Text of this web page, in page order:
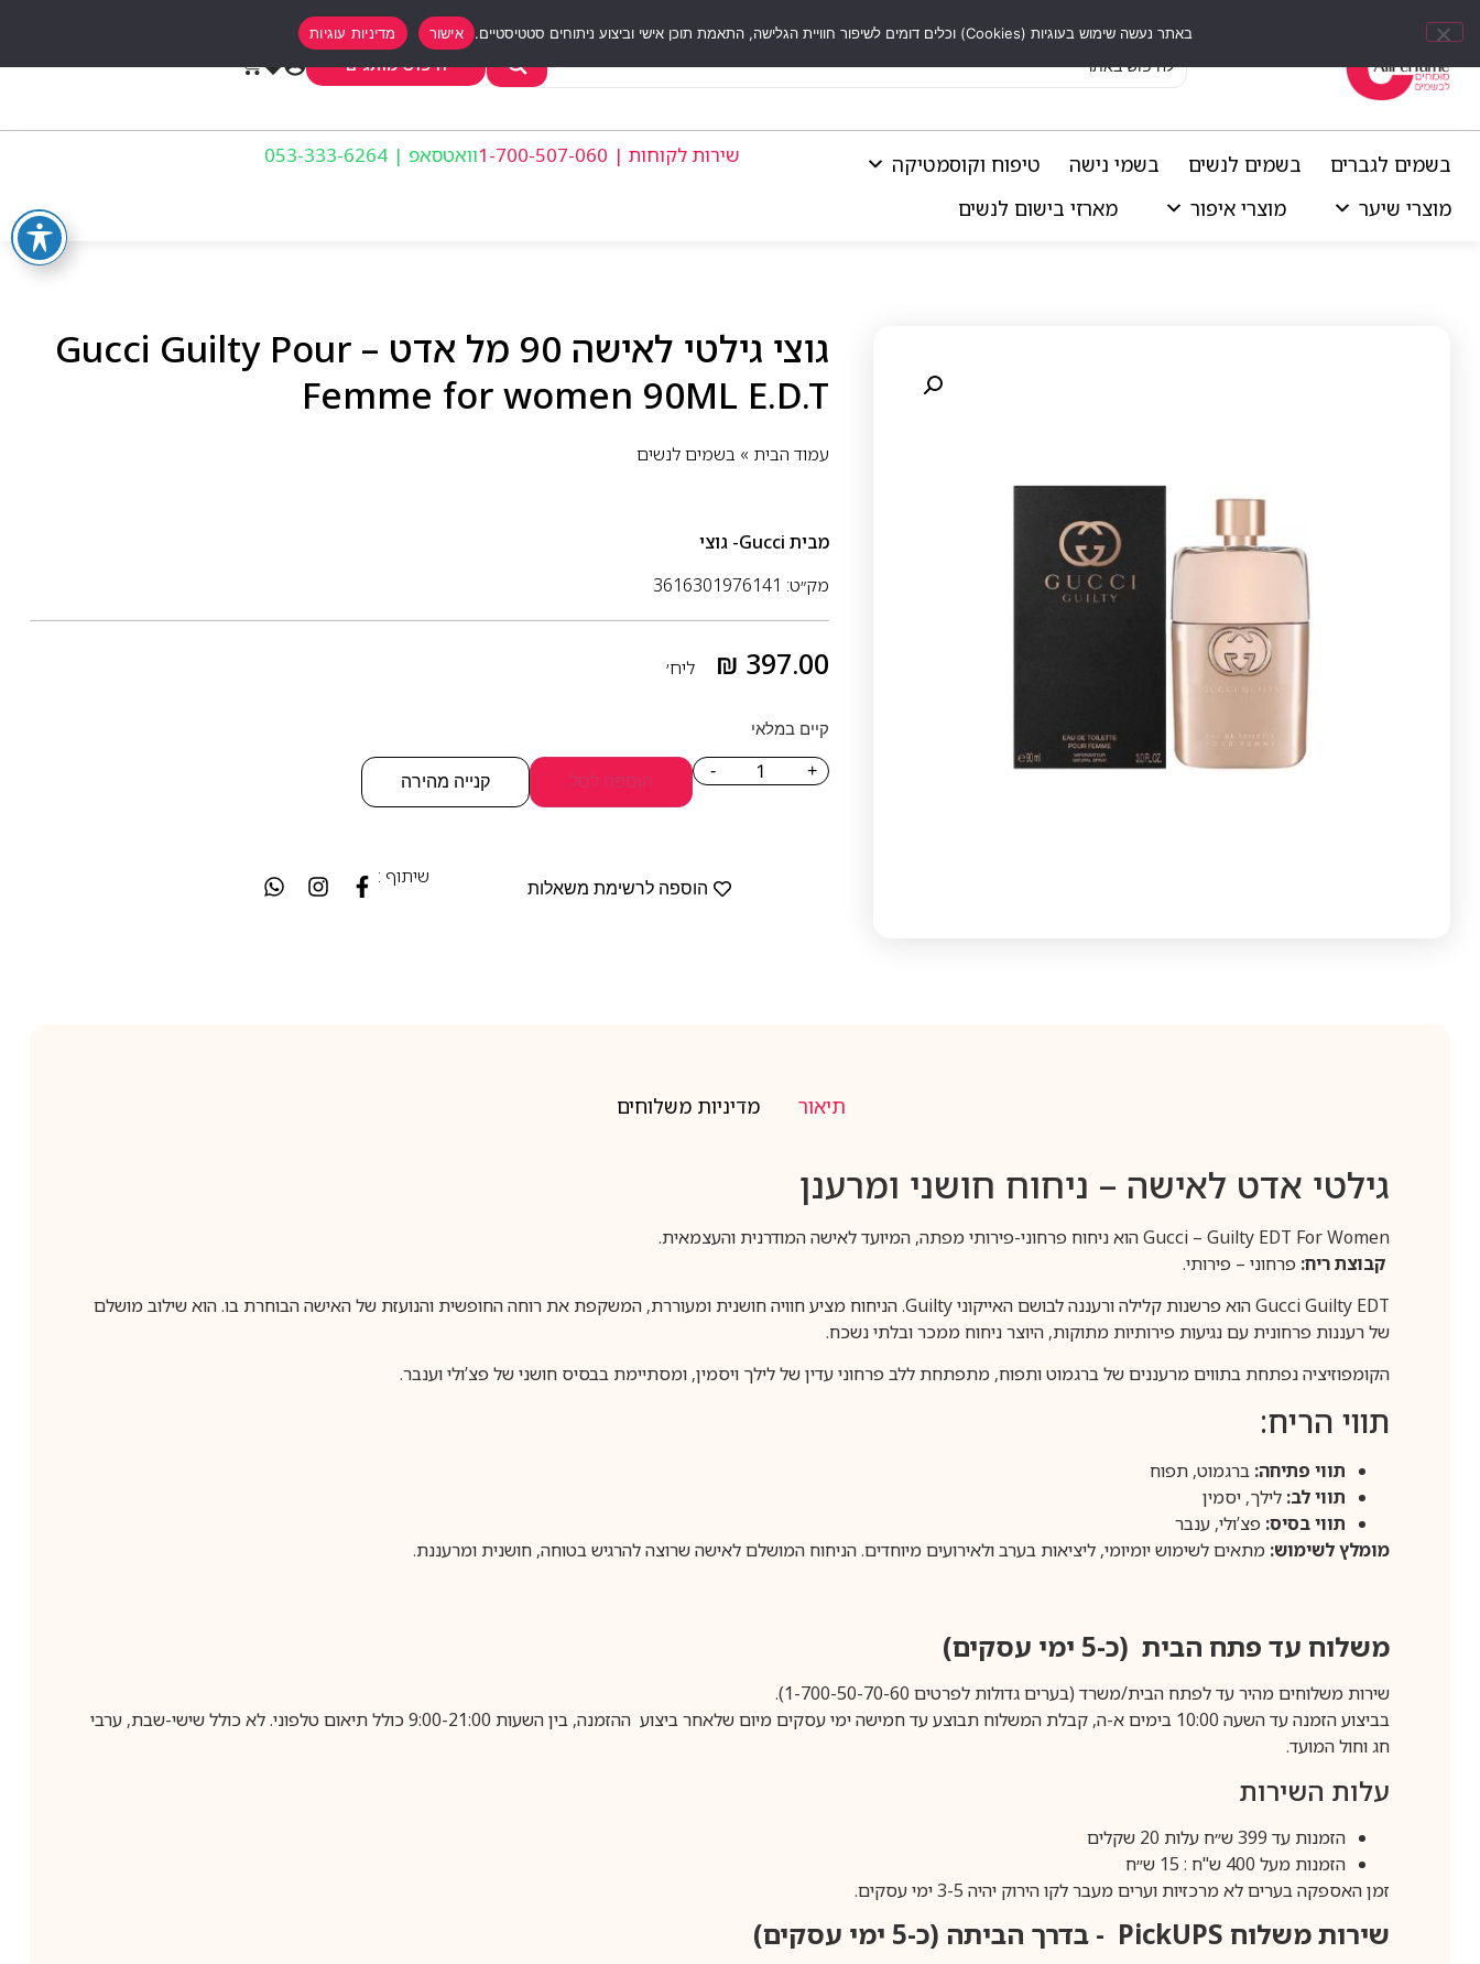
חיפוש מותגים
בשמים לגברים בשמים לנשים בשמי נישה
טיפוח וקוסמטיקה
מוצרי שיער
מוצרי איפור מארזי בישום לנשים
שירות לקוחות | 1-700-507-060 וואטסאפ | 053-333-6264
גוצי גילטי לאישה 90 מל אדט – Gucci Guilty Pour
Femme for women 90ML E.D.T
עמוד הבית » בשמים לנשים
מבית Gucci- גוצי
מק״ט: 3616301976141
₪ 397.00 ליח׳
קיים במלאי
- +
הוספה לסל קנייה מהירה
הוספה לרשימת משאלות
שיתוף :
תיאור מדיניות משלוחים
גילטי אדט לאישה – ניחוח חושני ומרענן
Gucci – Guilty EDT For Women הוא ניחוח פרחוני-פירותי מפתה, המיועד לאישה המודרנית והעצמאית.
קבוצת ריח: פרחוני – פירותי.
Gucci Guilty EDT הוא פרשנות קלילה ורעננה לבושם האייקוני Guilty. הניחוח מציע חוויה חושנית ומעוררת, המשקפת את רוחה החופשית והנועזת של האישה הבוחרת בו. הוא שילוב מושלם
של רעננות פרחונית עם נגיעות פירותיות מתוקות, היוצר ניחוח ממכר ובלתי נשכח.
הקומפוזיציה נפתחת בתווים מרעננים של ברגמוט ותפוח, מתפתחת ללב פרחוני עדין של לילך ויסמין, ומסתיימת בבסיס חושני של פצ’ולי וענבר.
תווי הריח:
תווי פתיחה: ברגמוט, תפוח
תווי לב: לילך, יסמין
תווי בסיס: פצ’ולי, ענבר
מומלץ לשימוש: מתאים לשימוש יומיומי, ליציאות בערב ולאירועים מיוחדים. הניחוח המושלם לאישה שרוצה להרגיש בטוחה, חושנית ומרעננת.
משלוח עד פתח הבית (כ-5 ימי עסקים)
שירות משלוחים מהיר עד לפתח הבית/משרד (בערים גדולות לפרטים 1-700-50-70-60).
בביצוע הזמנה עד השעה 10:00 בימים א-ה, קבלת המשלוח תבוצע עד חמישה ימי עסקים מיום שלאחר ביצוע ההזמנה, בין השעות 9:00-21:00 כולל תיאום טלפוני. לא כולל שישי-שבת, ערבי
חג וחול המועד.
עלות השירות
הזמנות עד 399 ש״ח עלות 20 שקלים
הזמנות מעל 400 ש"ח : 15 ש״ח
זמן האספקה בערים לא מרכזיות וערים מעבר לקו הירוק יהיה 3-5 ימי עסקים.
שירות משלוח PickUPS - בדרך הביתה (כ-5 ימי עסקים)
באתר נעשה שימוש בעוגיות (Cookies) וכלים דומים לשיפור חוויית הגלישה, התאמת תוכן אישי וביצוע ניתוחים סטטיסטיים. אישור מדיניות עוגיות